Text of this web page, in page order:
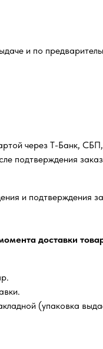
и по
через Т-Банк,
подтверждения
и подтверждения
доставки
(упаковка